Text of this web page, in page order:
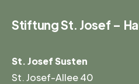
Stiftung St. Josef –
St. Josef Susten
St. Josef-Allee 40